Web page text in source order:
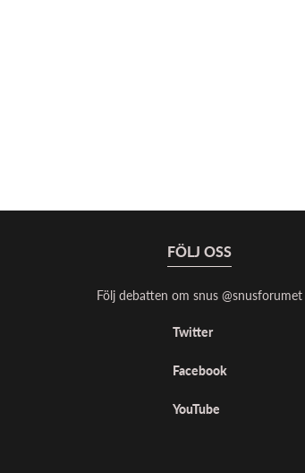
FÖLJ OSS
Följ debatten om snus @snusforumet
Twitter
Facebook
YouTube